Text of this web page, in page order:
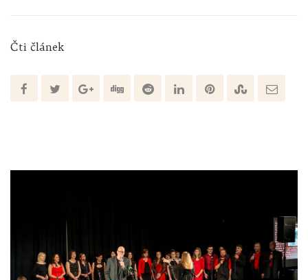
Čti článek